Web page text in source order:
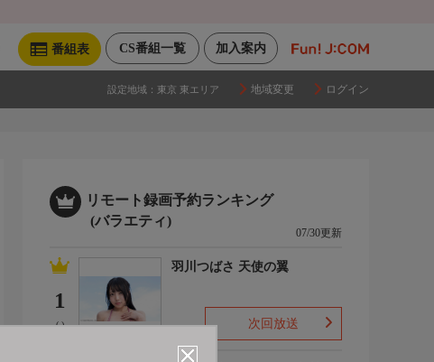
加入案内
CS番組一覧
番組表
設定地域： 東京 東エリア 地域変更 ログイン
リモート録画予約ランキング
(バラエティ)
07/30更新
1
(-)
羽川つばさ 天使の翼
次回放送